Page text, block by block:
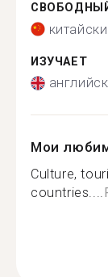
ИЗУЧАЕТ
Мои
Culture,
countries....